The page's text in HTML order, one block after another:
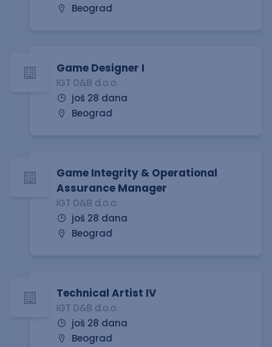
Beograd
Game Designer I
IGT D&B d.o.o.
još 28 dana
Beograd
Game Integrity & Operational
Assurance Manager
IGT D&B d.o.o.
još 28 dana
Beograd
Technical Artist IV
IGT D&B d.o.o.
još 28 dana
Beograd